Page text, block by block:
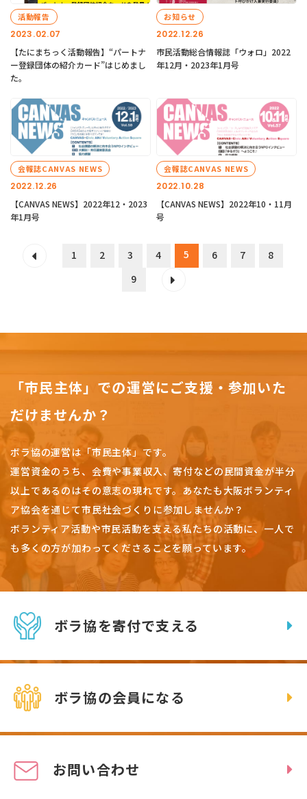
2023.02.07
活動報告
【たにまちっく活動報告】“パートナ
ー登録団体の紹介カード”はじめまし
た。
2022.12.26
お知らせ
市民活動総合情報誌「ウォロ」2022
年12月・2023年1月号
2022.12.26
会報誌CANVAS NEWS
【CANVAS NEWS】2022年12・2023
年1月号
2022.10.28
会報誌CANVAS NEWS
【CANVAS NEWS】2022年10・11月
号
1 2 3 4 5 6 7
8
9
「市民主体」での運営にご支援・参加いた
だけませんか？
ボラ協の運営は「市民主体」です。
運営資金のうち、会費や事業収入、寄付などの民間資金が半分
以上であるのはその意志の現れです。 あなたも大阪ボランティ
ア協会を通じて市民社会づくりに参加しませんか？
ボランティア活動や市民活動を支える私たちの活動に、一人で
も多くの方が加わってくださることを願っています。
ボラ協を寄付で支える
ボラ協の会員になる
お問い合わせ